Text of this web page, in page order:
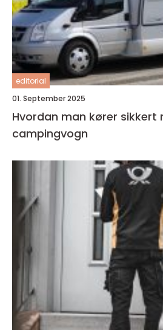
editorial
01. September 2025
Hvordan man kører sikkert
campingvogn